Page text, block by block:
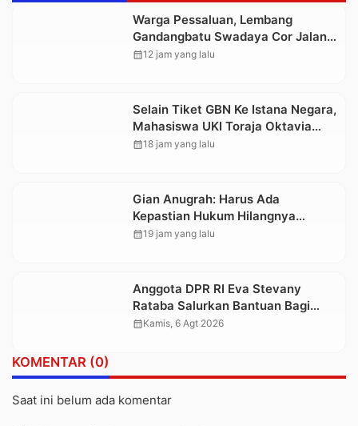
Warga Pessaluan, Lembang
Gandangbatu Swadaya Cor Jalan
Kabupaten
calendar_month12 jam yang lalu
Selain Tiket GBN Ke Istana Negara,
Mahasiswa UKI Toraja Oktavia
juga Lolos ke Pekan Seni
calendar_month18 jam yang lalu
Gian Anugrah: Harus Ada
Kepastian Hukum Hilangnya
Stoner, Agar Keluarga tidak Larut
calendar_month19 jam yang lalu
Anggota DPR RI Eva Stevany
Rataba Salurkan Bantuan Bagi
Warga Terdampak Longsor di
calendar_monthKamis, 6 Agt 2026
KOMENTAR (0)
Saat ini belum ada komentar